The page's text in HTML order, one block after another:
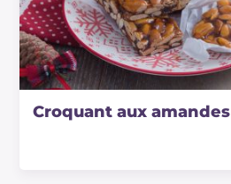
Croquant aux amandes